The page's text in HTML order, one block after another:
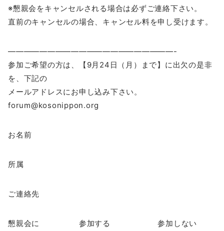
※懇親会をキャンセルされる場合は必ずご連絡下さい。
直前のキャンセルの場合、キャンセル料を申し受けます。
—————————————————————-
参加ご希望の方は、【9月24日（月）まで】に出欠の是非
を、下記の
メールアドレスにお申し込み下さい。
forum@kosonippon.org
お名前
所属
ご連絡先
懇親会に 参加する 参加しない